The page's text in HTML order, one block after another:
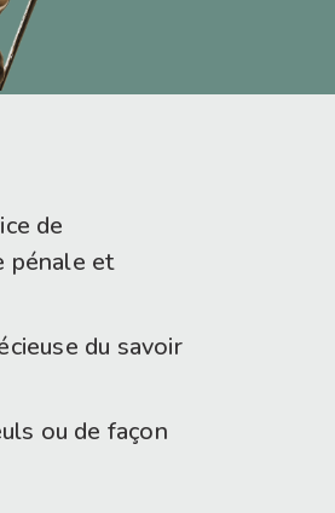
de
pénale et
du savoir
ou de façon